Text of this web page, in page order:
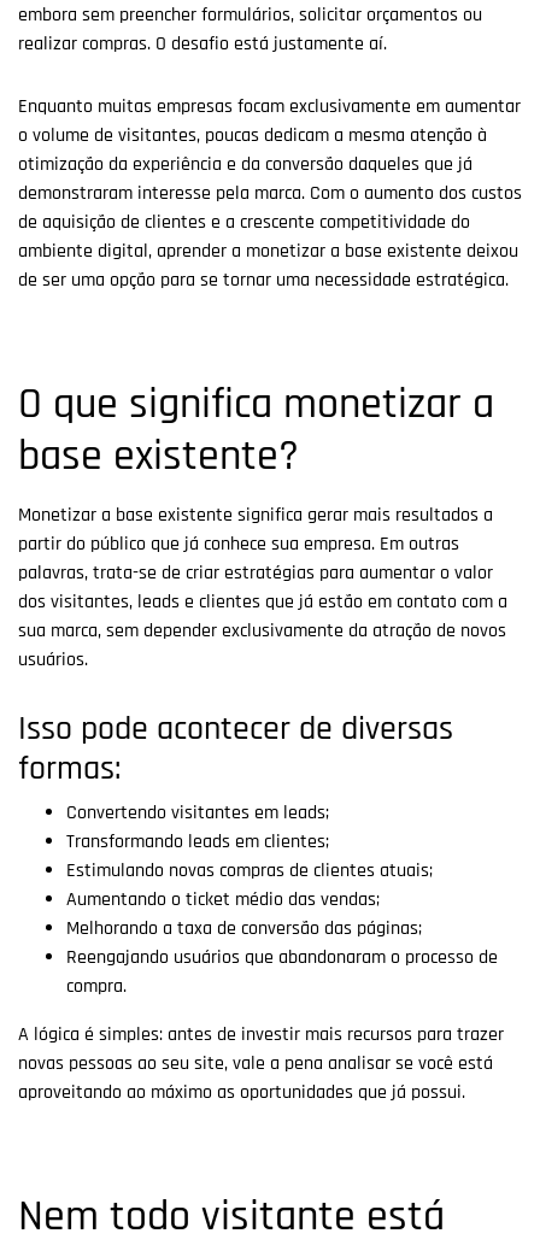
embora sem preencher formulários, solicitar orçamentos ou
realizar compras. O desafio está justamente aí.
Enquanto muitas empresas focam exclusivamente em aumentar
o volume de visitantes, poucas dedicam a mesma atenção à
otimização da experiência e da conversão daqueles que já
demonstraram interesse pela marca. Com o aumento dos custos
de aquisição de clientes e a crescente competitividade do
ambiente digital, aprender a monetizar a base existente deixou
de ser uma opção para se tornar uma necessidade estratégica.
O que significa monetizar a
base existente?
Monetizar a base existente significa gerar mais resultados a
partir do público que já conhece sua empresa. Em outras
palavras, trata-se de criar estratégias para aumentar o valor
dos visitantes, leads e clientes que já estão em contato com a
sua marca, sem depender exclusivamente da atração de novos
usuários.
Isso pode acontecer de diversas
formas:
Convertendo visitantes em leads;
Transformando leads em clientes;
Estimulando novas compras de clientes atuais;
Aumentando o ticket médio das vendas;
Melhorando a taxa de conversão das páginas;
Reengajando usuários que abandonaram o processo de
compra.
A lógica é simples: antes de investir mais recursos para trazer
novas pessoas ao seu site, vale a pena analisar se você está
aproveitando ao máximo as oportunidades que já possui.
Nem todo visitante está